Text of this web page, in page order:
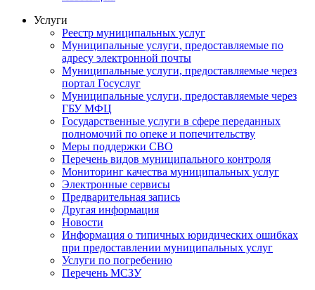
Услуги
Реестр муниципальных услуг
Муниципальные услуги, предоставляемые по
адресу электронной почты
Муниципальные услуги, предоставляемые через
портал Госуслуг
Муниципальные услуги, предоставляемые через
ГБУ МФЦ
Государственные услуги в сфере переданных
полномочий по опеке и попечительству
Меры поддержки СВО
Перечень видов муниципального контроля
Мониторинг качества муниципальных услуг
Электронные сервисы
Предварительная запись
Другая информация
Новости
Информация о типичных юридических ошибках
при предоставлении муниципальных услуг
Услуги по погребению
Перечень МСЗУ